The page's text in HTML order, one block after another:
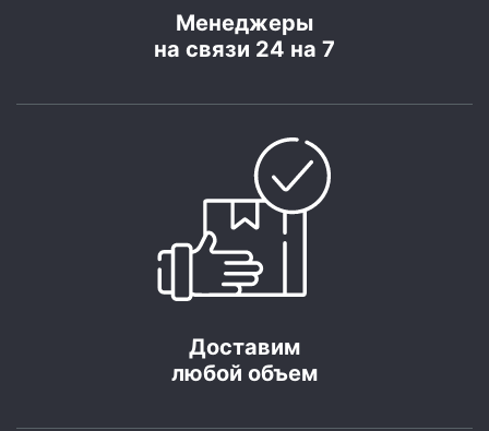
Менеджеры
на связи 24 на 7
Доставим
любой объем